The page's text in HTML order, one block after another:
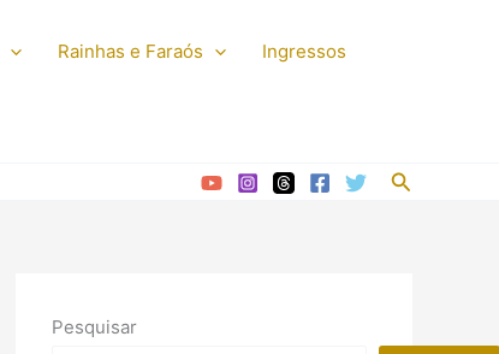
Rainhas e Faraós Ingressos
Pesquisar
Pesquisar